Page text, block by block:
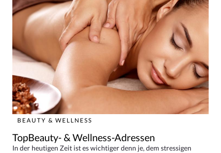
BEAUTY & WELLNESS
TopBeauty- & Wellness-Adressen
In der heutigen Zeit ist es wichtiger denn je, dem stressigen